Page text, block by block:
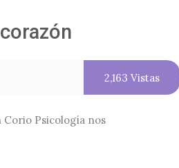
2,163 Vistas
Corio Psicología nos